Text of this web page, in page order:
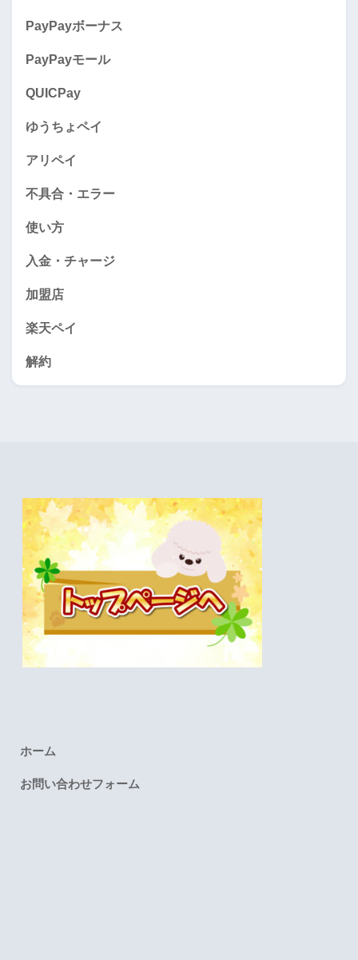
PayPayボーナス
PayPayモール
QUICPay
ゆうちょペイ
アリペイ
不具合・エラー
使い方
入金・チャージ
加盟店
楽天ペイ
解約
ホーム
お問い合わせフォーム